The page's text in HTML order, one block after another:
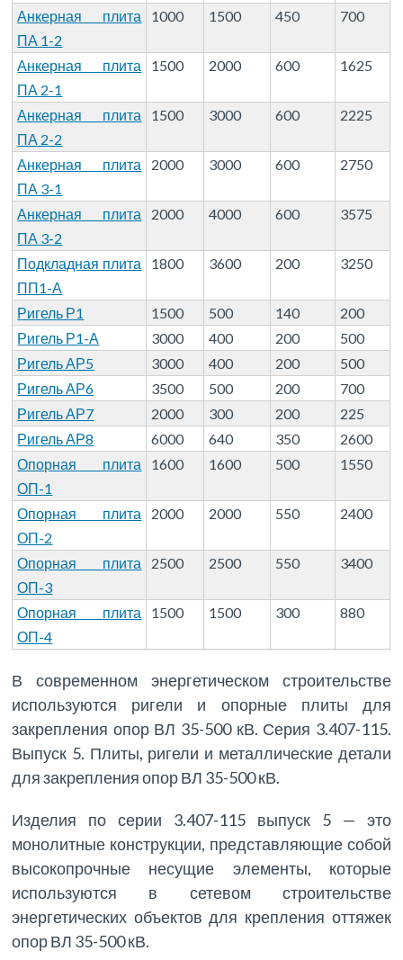
Анкерная плита
ПА 1-2
1000 1500 450 700
Анкерная плита
ПА 2-1
1500 2000 600 1625
Анкерная плита
ПА 2-2
1500 3000 600 2225
Анкерная плита
ПА 3-1
2000 3000 600 2750
Анкерная плита
ПА 3-2
2000 4000 600 3575
Подкладная плита
ПП1-А
1800 3600 200 3250
Ригель Р1 1500 500 140
200
Ригель Р1-А
3000 400 200
500
Ригель АР5
3000 400 200
500
Ригель АР6
3500 500 200
700
Ригель АР7
2000 300 200
225
Ригель АР8
6000 640 350
2600
Опорная плита
ОП-1
1600 1600 500 1550
Опорная плита
ОП-2
2000 2000 550 2400
Опорная плита
ОП-3
2500 2500 550 3400
Опорная плита
ОП-4
1500 1500 300 880
В современном энергетическом строительстве
используются ригели и опорные плиты для
закрепления опор ВЛ 35-500 кВ. Серия 3.407-115.
Выпуск 5. Плиты, ригели и металлические детали
для закрепления опор ВЛ 35-500 кВ.
Изделия по серии 3.407-115 выпуск 5 — это
монолитные конструкции, представляющие собой
высокопрочные несущие элементы, которые
используются в сетевом строительстве
энергетических объектов для крепления оттяжек
опор ВЛ 35-500 кВ.